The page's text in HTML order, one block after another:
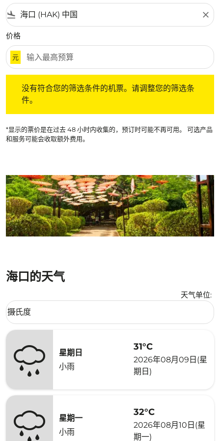
flight_land close
价格
元
没有符合您的筛选条件的机票。请调整您的筛选条
件。
*显示的票价是在过去 48 小时内收集的，预订时可能不再可用。 可选产品
和服务可能会收取额外费用。
海口的天气
天气单位:
Weather unit option 摄氏度 Selected
摄氏度
keyboard_arrow_down
星期日
小雨
31°C
2026年08月09日(星
期日)
星期一
小雨
32°C
2026年08月10日(星
期一)